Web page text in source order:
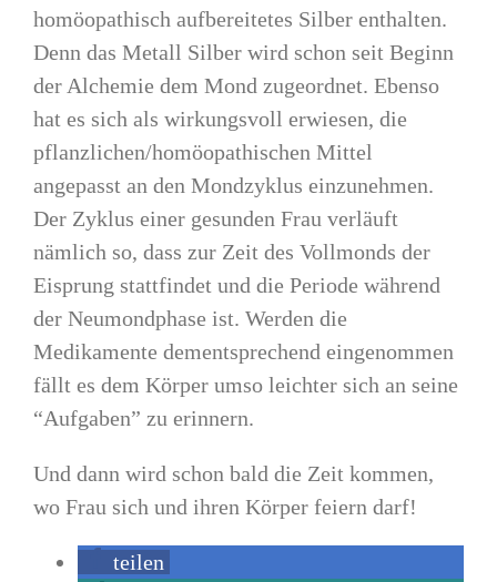
homöopathisch aufbereitetes Silber enthalten.
Denn das Metall Silber wird schon seit Beginn
der Alchemie dem Mond zugeordnet. Ebenso
hat es sich als wirkungsvoll erwiesen, die
pflanzlichen/homöopathischen Mittel
angepasst an den Mondzyklus einzunehmen.
Der Zyklus einer gesunden Frau verläuft
nämlich so, dass zur Zeit des Vollmonds der
Eisprung stattfindet und die Periode während
der Neumondphase ist. Werden die
Medikamente dementsprechend eingenommen
fällt es dem Körper umso leichter sich an seine
“Aufgaben” zu erinnern.
Und dann wird schon bald die Zeit kommen,
wo Frau sich und ihren Körper feiern darf!
teilen